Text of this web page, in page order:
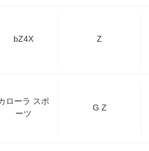
bZ4X Z
ローラ スポ
ーツ
G Z